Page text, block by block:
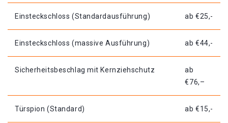
Einsteckschloss (Standardausführung) ab €25,-
Einsteckschloss (massive Ausführung) ab €44,-
Sicherheitsbeschlag mit Kernziehschutz
ab
€76,–
Türspion (Standard) ab €15,-